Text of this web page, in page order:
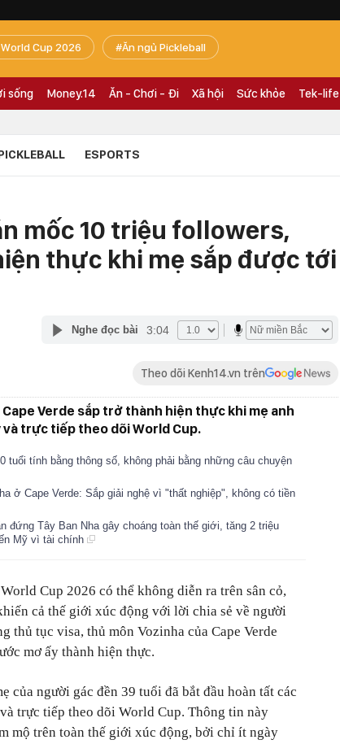
World Cup 2026 Ăn ngủ Pickleball
sống Money.14 Ăn - Chơi - Đi Xã hội Sức khỏe Tek-life
ESPORTS
mốc 10 triệu followers,
thực khi mẹ sắp được tới
Nghe đọc bài 3:04
Theo dõi Kenh14.vn trên
Verde sắp trở thành hiện thực khi mẹ anh
trực tiếp theo dõi World Cup.
tuổi tính bằng thông số, không phải bằng những câu chuyện
ở Cape Verde: Sắp giải nghệ vì "thất nghiệp", không có tiền
đứng Tây Ban Nha gây choáng toàn thế giới, tăng 2 triệu
Mỹ vì tài chính
Cup 2026 có thể không diễn ra trên sân cỏ,
cả thế giới xúc động với lời chia sẻ về người
thủ tục visa, thủ môn Vozinha của Cape Verde
mơ ấy thành hiện thực.
của người gác đền 39 tuổi đã bắt đầu hoàn tất các
trực tiếp theo dõi World Cup. Thông tin này
mộ trên toàn thế giới xúc động, bởi chỉ ít ngày